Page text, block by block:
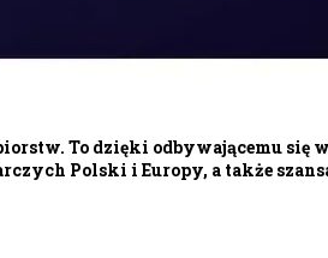
To dzięki odbywającemu się
Polski i Europy, a także